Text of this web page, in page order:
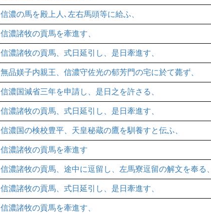
信濃の馬を殿上人､左右馬頭等に給ふ、
信濃諸牧の貢馬を牽進す、
信濃諸牧の貢馬、式日延引し、是日牽進す、
無品媄子内親王、信濃守佐光の郁芳門の宅に於て薨ず、
信濃国減省三年を申請し、是日之を許さる、
信濃諸牧の貢馬、式日延引し、是日牽進す、
信濃国の検校豊平、天皇秘蔵の鷹を馴養すと伝ふ、
信濃諸牧の貢馬を牽進す
信濃諸牧の貢馬、途中に逗留し、左馬寮逗留の解文を奉る、
信濃諸牧の貢馬、式日延引し、是日牽進す、
信濃諸牧の貢馬を牽進す、